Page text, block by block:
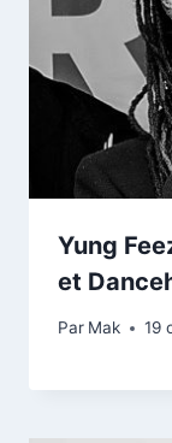
Yung
et
Par Mak 19